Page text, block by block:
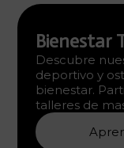
Bienestar
Descubre
deportivo y
bienestar.
talleres de